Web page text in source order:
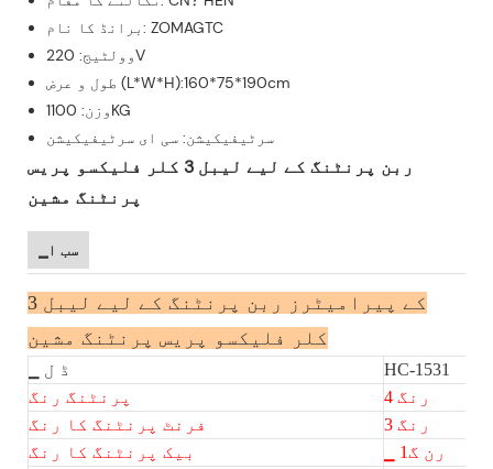
برانڈ کا نام: ZOMAGTC
وولٹیج: 220V
طول و عرض (L*W*H):160*75*190cm
وزن: 1100KG
سرٹیفیکیشن: سی ای سرٹیفیکیشن
ربن پرنٹنگ کے لیے لیبل 3 کلر فلیکسو پریس
پرنٹنگ مشین
▁سب ا
کے پیرامیٹرز ربن پرنٹنگ کے لیے لیبل 3
کلر فلیکسو پریس پرنٹنگ مشین
▁ ڈ ل
HC-1531
پرنٹنگ رنگ
4 رنگ
فرنٹ پرنٹنگ کا رنگ
3 رنگ
بیک پرنٹنگ کا رنگ
▁ رن گ1